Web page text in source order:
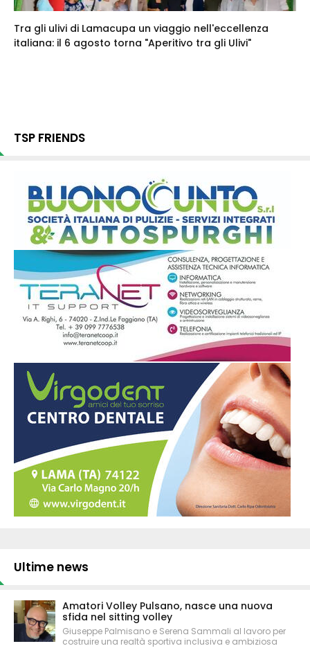
Tra gli ulivi di Lamacupa un viaggio nell'eccellenza
italiana: il 6 agosto torna "Aperitivo tra gli Ulivi"
TSP FRIENDS
Ultime news
Amatori Volley Pulsano, nasce una nuova
sfida nel sitting volley
Giuseppe Palmisano e Serena Sammali al lavoro per
costruire una realtà sportiva inclusiva e ambiziosa